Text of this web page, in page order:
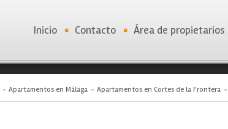
Inicio Contacto Área de propietarios
Apartamentos en Málaga Apartamentos en Cortes de la Frontera